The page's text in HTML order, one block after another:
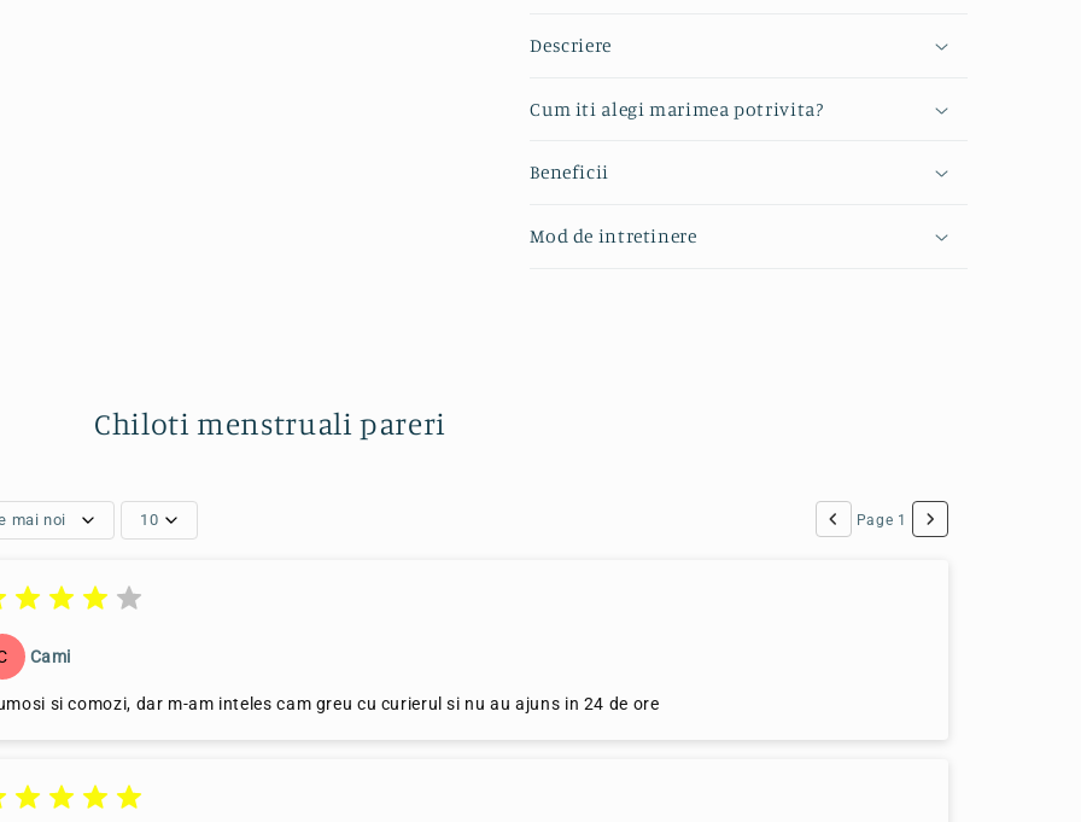
Descriere
Cum iti alegi marimea potrivita?
Beneficii
Mod de intretinere
Chiloti menstruali pareri
mai noi 10 Page 1
Cami
si comozi, dar m-am inteles cam greu cu curierul si nu au ajuns in 24 de ore